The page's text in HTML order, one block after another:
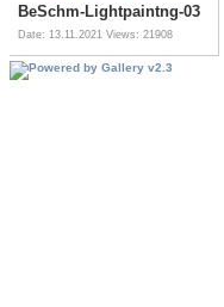
BeSchm-Lightpaintng-03
Date: 13.11.2021 Views: 21908